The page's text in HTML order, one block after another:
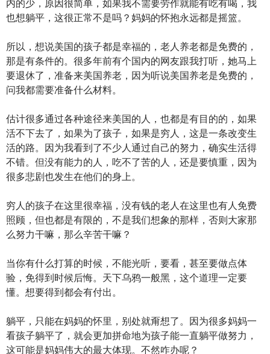
内的少，原因很简单，如果我不需要劳作就能有吃有喝，我
也想躺平，这很正常不是吗？妈妈的怀抱永远都是摇篮。
所以，想说美国的孩子都是幸福的，老人养老都是免费的，
那是有条件的。很多年前有个国内的网友跟我打听，她马上
要退休了，准备来美国养老，因为听说美国养老是免费的，
问我都需要准备什么材料。
估计很多通过各种途径来美国的人，也都是有目的的，如果
活不下去了，如果为了孩子，如果是穷人，这是一条改变生
活的路。因为我看到了不少人通过自己的努力，确实生活得
不错。但没有能力的人，吃不了苦的人，还是要慎重，因为
很多悲剧也发生在他们的身上。
穷人的孩子在这里很幸福，没有钱的老人在这里也有人免费
照顾，但也都是有限的，不是我们想象的那样，否则大家那
么努力干嘛，那么辛苦干嘛？
当你有什么打算的时候，不能光听，要看，甚至要做点体
验，免得到时候后悔。天下乌鸦一般黑，这个道理一定要
懂。想要得到都会有付出。
躺平，只能在妈妈的怀里，别处就甭想了。因为很多妈妈一
看孩子躺平了，就会更加拼命地为孩子能一直躺平做努力，
这可能是妈妈伟大的最大体现。不然咋办呢？